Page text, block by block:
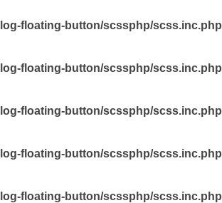
floating-button/scssphp/scss.inc.php
floating-button/scssphp/scss.inc.php
floating-button/scssphp/scss.inc.php
floating-button/scssphp/scss.inc.php
floating-button/scssphp/scss.inc.php